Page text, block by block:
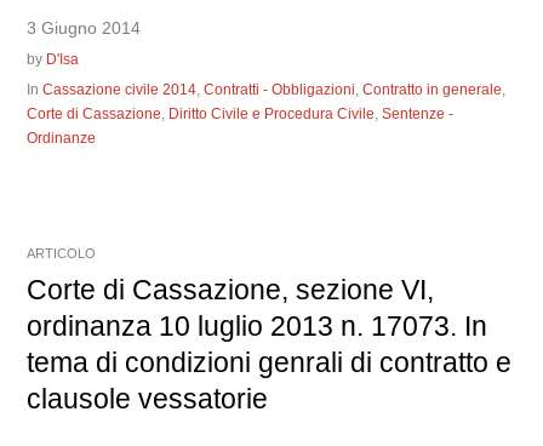
3 Giugno 2014
by D'Isa
InCassazione civile 2014,Contratti - Obbligazioni,Contratto in generale,
Corte di Cassazione, Diritto Civile e Procedura Civile,Sentenze -
Ordinanze
ARTICOLO
Corte di Cassazione, sezione VI,
ordinanza 10 luglio 2013 n. 17073. In
tema di condizioni genrali di contratto e
clausole vessatorie